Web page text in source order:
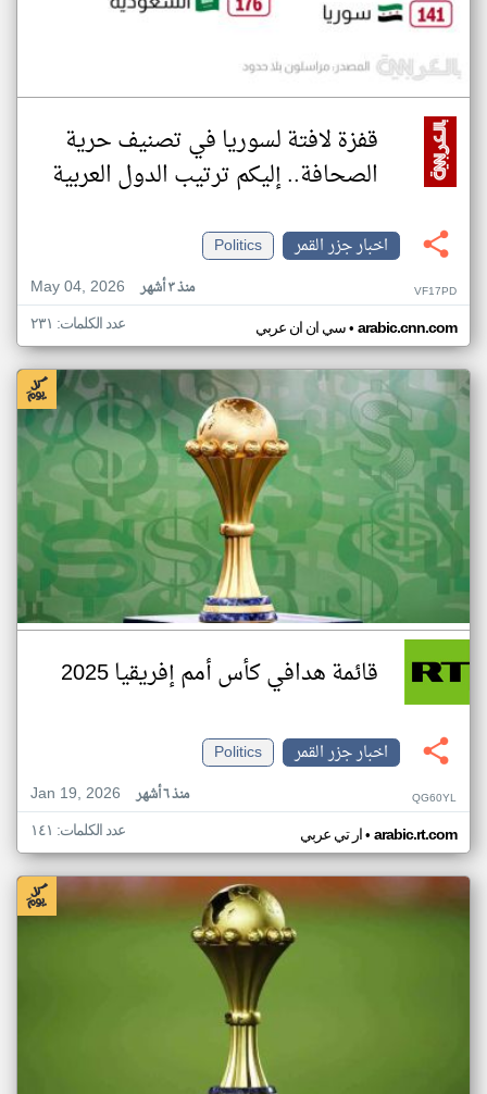
قفزة لافتة لسوريا في تصنيف حرية
الصحافة.. إليكم ترتيب الدول العربية
اخبار جزر القمر
Politics
May 04, 2026
منذ ٣ أشهر VF17PD
سي ان ان عربي• arabic.cnn.com عدد الكلمات: ٢٣١
قائمة هدافي كأس أمم إفريقيا 2025
اخبار جزر القمر
Politics
Jan 19, 2026
منذ ٦ أشهر QG60YL
ار تي عربي• arabic.rt.com عدد الكلمات: ١٤١